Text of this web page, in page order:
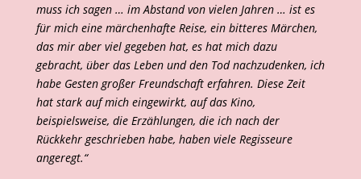
muss ich sagen … im Abstand von vielen Jahren … ist es
für mich eine märchenhafte Reise, ein bitteres Märchen,
das mir aber viel gegeben hat, es hat mich dazu
gebracht, über das Leben und den Tod nachzudenken, ich
habe Gesten großer Freundschaft erfahren. Diese Zeit
hat stark auf mich eingewirkt, auf das Kino,
beispielsweise, die Erzählungen, die ich nach der
Rückkehr geschrieben habe, haben viele Regisseure
angeregt.“